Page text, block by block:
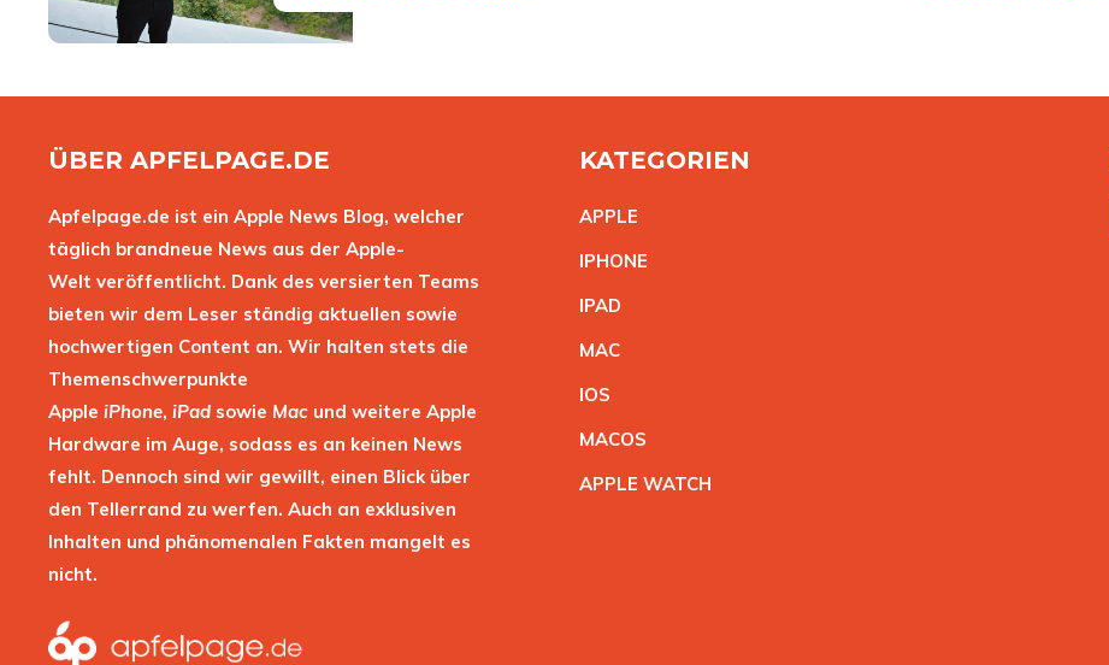
ÜBER APFELPAGE.DE
Apfelpage.de ist ein Apple News Blog, welcher
täglich brandneue News aus der Apple-
Welt veröffentlicht. Dank des versierten Teams
bieten wir dem Leser ständig aktuellen sowie
hochwertigen Content an. Wir halten stets die
Themenschwerpunkte
Apple iPhone, iPad sowie Mac und weitere Apple
Hardware im Auge, sodass es an keinen News
fehlt. Dennoch sind wir gewillt, einen Blick über
den Tellerrand zu werfen. Auch an exklusiven
Inhalten und phänomenalen Fakten mangelt es
nicht.
KATEGORIEN
APPLE
IPHONE
IPAD
MAC
IOS
MACOS
APPLE WATCH